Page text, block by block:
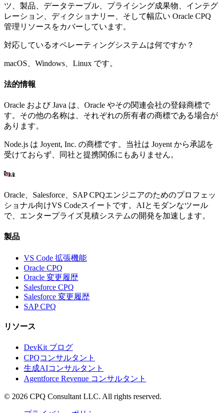
ツ、製品、データテーブル、プライシング成果物、インテグ
レーション、ディクショナリー、そして幅広い Oracle CPQ
管理リソースをカバーしています。
対応しているオペレーティングシステムは何ですか？
macOS、Windows、Linux です。
法的情報
Oracle および Java は、Oracle やその関連会社の登録商標で
す。その他の名称は、それぞれの所有者の商標である場合が
あります。
Node.js は Joyent, Inc. の商標です。当社は Joyent から承認を
受けておらず、同社と提携関係にもありません。
Oracle、Salesforce、SAP CPQエンジニアのためのプロフェッ
ショナル向けVS Codeスイートです。AIとモダンなツール
で、エンタープライズ見積システムの開発を加速します。
製品
VS Code 拡張機能
Oracle CPQ
Oracle 変更履歴
Salesforce CPQ
Salesforce 変更履歴
SAP CPQ
リソース
DevKit ブログ
CPQコンサルタント
生成AIコンサルタント
Agentforce Revenue コンサルタント
© 2026 CPQ Consultant LLC. All rights reserved.